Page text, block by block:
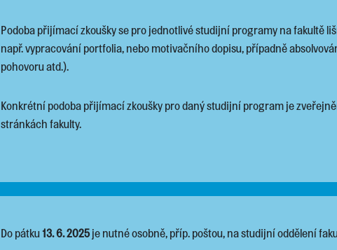
Podoba přijímací zkoušky se pro jednotlivé studijní programy na fakultě
např. vypracování portfolia, nebo motivačního dopisu, případně
pohovoru atd.).
Konkrétní podoba přijímací zkoušky pro daný studijní program je
stránkách fakulty.
Do pátku 13. 6. 2025je nutné osobně, příp. poštou, na studijní oddělení